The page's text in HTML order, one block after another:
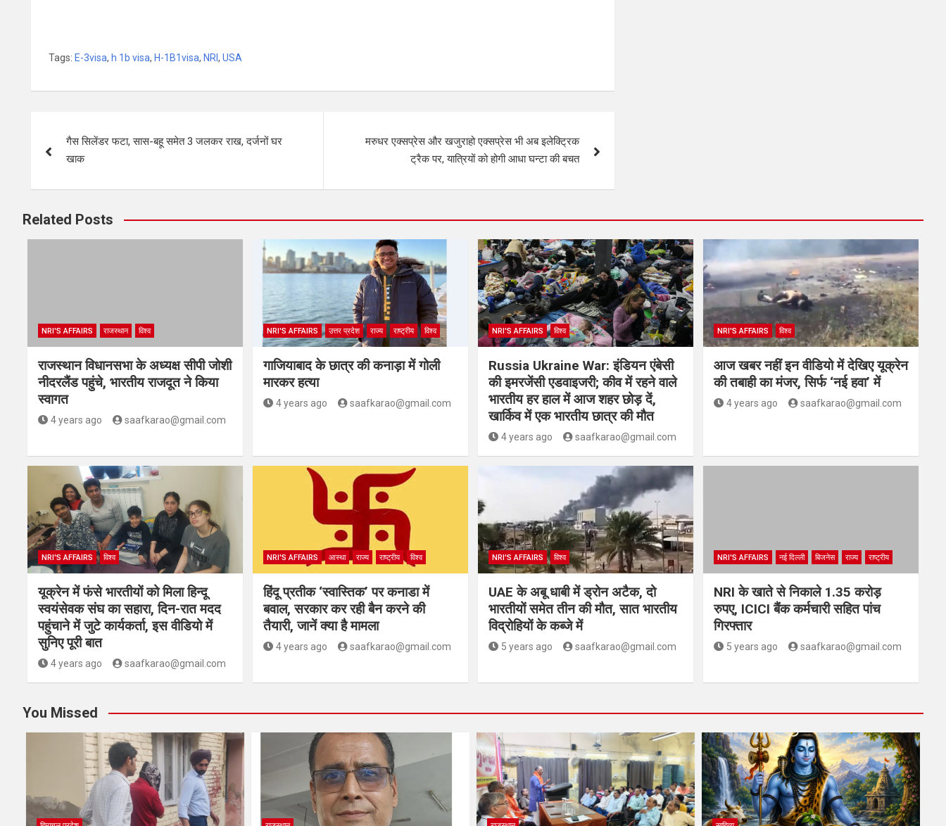
Tags: E-3visa, h 1b visa, H-1B1visa, NRI , USA
गैस सिलेंडर फटा, सास-बहू समेत 3 जलकर राख, दर्जनों घर
खाक
मरुधर एक्सप्रेस और खजुराहो एक्सप्रेस भी अब इलेक्ट्रिक
ट्रैक पर, यात्रियों को होगी आधा घन्टा की बचत
Related Posts
NRI'S AFFAIRS राजस्थान विश्व
राजस्थान विधानसभा के अध्यक्ष सीपी जोशी
नीदरलैंड पहुंचे, भारतीय राजदूत ने किया
स्वागत
4 years ago saafkarao@gmail.com
NRI'S AFFAIRS उत्तर प्रदेश राज्य राष्ट्रीय विश्व
गाजियाबाद के छात्र की कनाड़ा में गोली
मारकर हत्या
4 years ago saafkarao@gmail.com
NRI'S AFFAIRS विश्व
Russia Ukraine War: इंडियन एंबेसी
की इमरजेंसी एडवाइजरी; कीव में रहने वाले
भारतीय हर हाल में आज शहर छोड़ दें,
खार्किव में एक भारतीय छात्र की मौत
4 years ago saafkarao@gmail.com
NRI'S AFFAIRS विश्व
आज खबर नहीं इन वीडियो में देखिए यूक्रेन
की तबाही का मंजर, सिर्फ ‘नई हवा’ में
4 years ago saafkarao@gmail.com
NRI'S AFFAIRS विश्व
यूक्रेन में फंसे भारतीयों को मिला हिन्दू
स्वयंसेवक संघ का सहारा, दिन-रात मदद
पहुंचाने में जुटे कार्यकर्ता, इस वीडियो में
सुनिए पूरी बात
4 years ago saafkarao@gmail.com
NRI'S AFFAIRS आस्था राज्य राष्ट्रीय विश्व
हिंदू प्रतीक ‘स्वास्तिक’ पर कनाडा में
बवाल, सरकार कर रही बैन करने की
तैयारी, जानें क्या है मामला
4 years ago saafkarao@gmail.com
NRI'S AFFAIRS विश्व
UAE के अबू धाबी में ड्रोन अटैक, दो
भारतीयों समेत तीन की मौत, सात भारतीय
विद्रोहियों के कब्जे में
5 years ago saafkarao@gmail.com
NRI'S AFFAIRS नई दिल्ली बिजनेस राज्य राष्ट्रीय
NRI के खाते से निकाले 1.35 करोड़
रुपए, ICICI बैंक कर्मचारी सहित पांच
गिरफ्तार
5 years ago saafkarao@gmail.com
You Missed